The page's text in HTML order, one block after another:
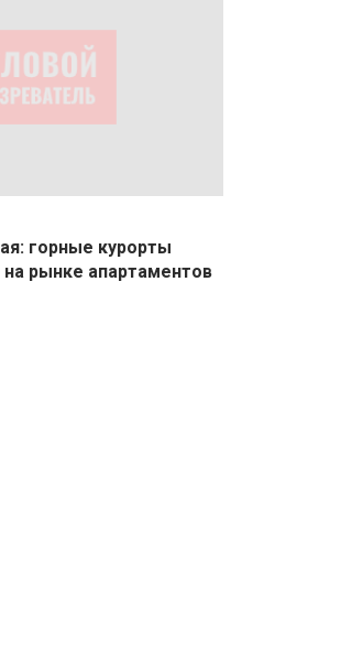
горные курорты
рынке апартаментов